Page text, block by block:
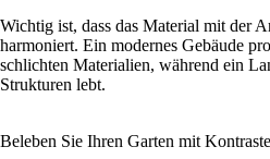
Wichtig ist, dass das Material mit der
harmoniert. Ein modernes Gebäude
schlichten Materialien, während ein
Strukturen lebt.
Beleben Sie Ihren Garten mit